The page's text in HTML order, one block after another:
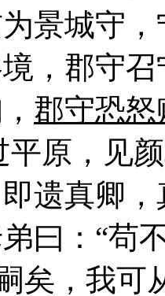
景城守
，郡守
郡守恐
平原，见
遗真卿
曰：“苟
矣，我可